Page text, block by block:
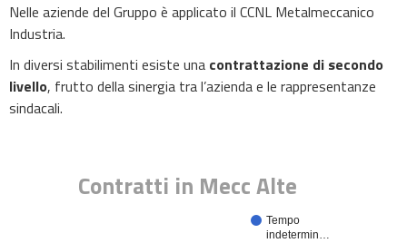
Nelle aziende del Gruppo è applicato il CCNL Metalmeccanico
Industria.
In diversi stabilimenti esiste una contrattazione di secondo
livello, frutto della sinergia tra l’azienda e le rappresentanze
sindacali.
Contratti in Mecc Alte
Tempo
indetermin…